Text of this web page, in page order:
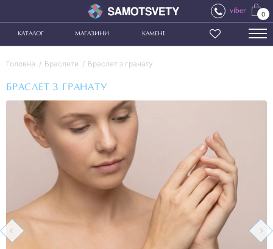
viber 0
КАТАЛОГ МАГАЗИНИ КАМЕНІ
Головна Браслети Браслет з гранату
БРАСЛЕТ З ГРАНАТУ